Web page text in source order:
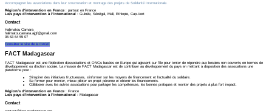
Accompagner les associations dans leur structuration et montage des projets de Solidarité Internationale.
Région/s d'intervention en France : partout en France
Le/s pays d'intervention à l’international : Guinée, Sénégal, Mali, Ethiopie, Cap-Vert
Contact
Halimatou Camara
halimatoucamara.ajgf@gmail.com
06 63 64 55 07
Consulter le site de la CAGF
FACT Madagascar
FACT Madagascar est une fédération d’associations et ONGs basées en Europe qui agissent sur l’île pour tenter de répondre aux besoins non couverts en termes de
développement ou d’action sociale. La mission de FACT Madagascar est de contribuer au développement du pays en mettant à disposition des associations une
plateforme pour :
S’inspirer des initiatives fructueuses, s’informer sur les moyens de financement et l’actualité du solidaire.
Se former pour monter, mieux piloter un projet pérenne et obtenir les financements.
Collaborer avec les autres associations pour partager les compétences, les bonnes pratiques et monter des projets à plus fort impact.
Région/s d'intervention en France : France
Le/s pays d'intervention à l’international
: Madagascar
Contact